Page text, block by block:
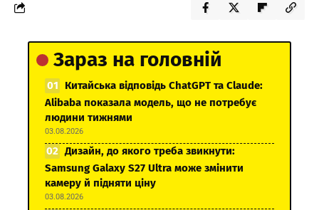
Зараз на головній
Китайська відповідь ChatGPT та Claude:
Alibaba показала модель, що не потребує
людини тижнями
03.08.2026
Дизайн, до якого треба звикнути:
Samsung Galaxy S27 Ultra може змінити
камеру й підняти ціну
03.08.2026